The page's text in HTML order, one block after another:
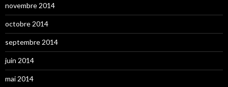
novembre 2014
octobre 2014
septembre 2014
juin 2014
mai 2014